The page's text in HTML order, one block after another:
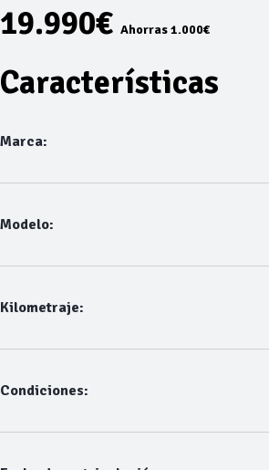
19.990€ Ahorras 1.000€
Características
Marca:
Modelo:
Kilometraje:
Condiciones: